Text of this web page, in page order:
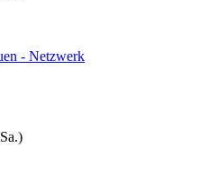
- Netzwerk